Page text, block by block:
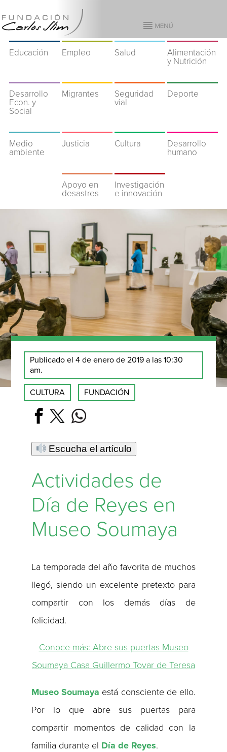
Educación Empleo Salud
Alimentación
y Nutrición
Desarrollo
Econ. y
Social
Migrantes
Seguridad
vial
Deporte
Medio
ambiente
Justicia Cultura
Desarrollo
humano
Apoyo en
desastres
Investigación
e innovación
Publicado el 4 de enero de 2019 a las 10:30
am.
CULTURA FUNDACIÓN
Escucha el artículo
Actividades de
Día de Reyes en
Museo Soumaya
La temporada del año favorita de muchos
llegó, siendo un excelente pretexto para
compartir con los demás días de
felicidad.
Conoce más: Abre sus puertas Museo
Soumaya Casa Guillermo Tovar de Teresa
Museo Soumaya está consciente de ello.
Por lo que abre sus puertas para
compartir momentos de calidad con la
familia durante el Día de Reyes.